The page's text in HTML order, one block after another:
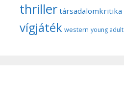
thriller társadalomkritika
vígjáték western young adult